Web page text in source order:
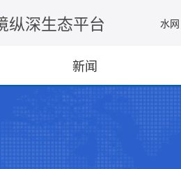
纵深生态平台 水网
新闻